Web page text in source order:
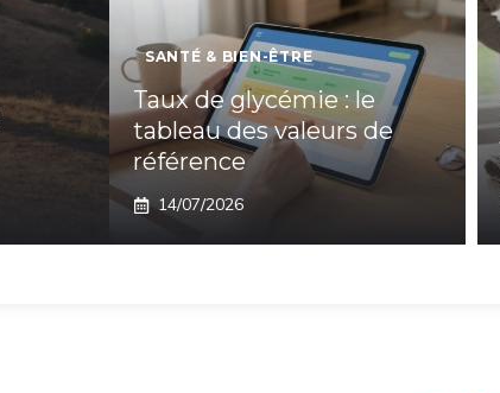
SANTÉ & BIEN-ÊTRE
Taux de glycémie : le
tableau des valeurs de
référence
14/07/2026